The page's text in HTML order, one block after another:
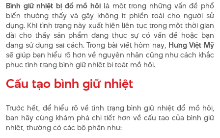
Bình giữ nhiệt bị đổ mồ hôi là một trong những vấn đề phổ
biến thường thấy và gây không ít phiền toái cho người sử
dụng. Khi tình trạng này xuất hiện liên tục trong một thời gian
dài cho thấy sản phẩm đang thực sự có vấn đề hoặc bạn
đang sử dụng sai cách. Trong bài viết hôm nay, Hưng Việt Mỹ
sẽ giúp bạn hiểu rõ hơn về nguyên nhân cũng như cách khắc
phục tình trạng bình giữ nhiệt bị toát mồ hôi.
Cấu tạo bình giữ nhiệt
Trước hết, để hiểu rõ về tình trạng bình giữ nhiệt đổ mồ hôi,
bạn hãy cùng khám phá chi tiết hơn về cấu tạo của bình giữ
nhiệt, thường có các bộ phận như: